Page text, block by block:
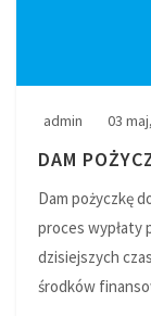
admin 03
DAM
Dam pożyczkę
proces wypłaty
dzisiejszych
środków